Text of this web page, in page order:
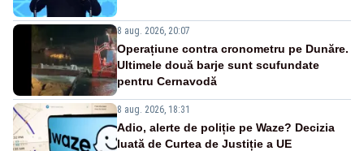
8 aug. 2026, 20:07
Operațiune contra cronometru pe Dunăre.
Ultimele două barje sunt scufundate
pentru Cernavodă
8 aug. 2026, 18:31
Adio, alerte de poliție pe Waze? Decizia
luată de Curtea de Justiție a UE